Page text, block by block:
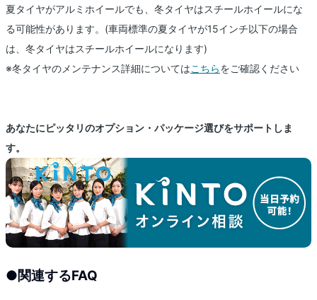
夏タイヤがアルミホイールでも、冬タイヤはスチールホイールにな
る可能性があります。(車両標準の夏タイヤが15インチ以下の場合
は、冬タイヤはスチールホイールになります)
※冬タイヤのメンテナンス詳細についてはこちらをご確認ください
あなたにピッタリのオプション・パッケージ選びをサポートしま
す。
●関連するFAQ